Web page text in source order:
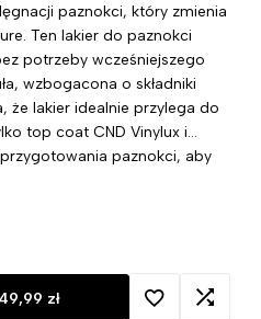
paznokci, który zmienia
Ten lakier do paznokci
potrzeby wcześniejszego
wzbogacona o składniki
że lakier idealnie przylega do
top coat CND Vinylux i
paznokci, aby
49,99 zł